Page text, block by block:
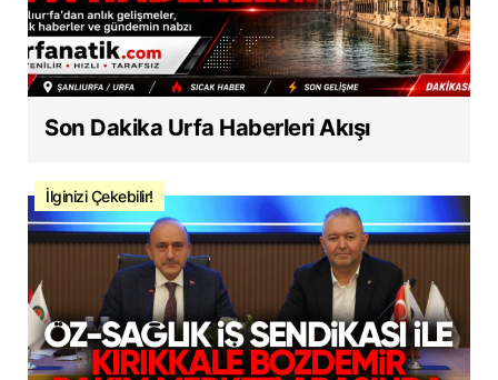
Son Dakika Urfa Haberleri Akışı
İlginizi Çekebilir!